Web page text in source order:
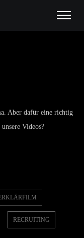
Aber dafür eine richtig
Videos?
RECRUITING